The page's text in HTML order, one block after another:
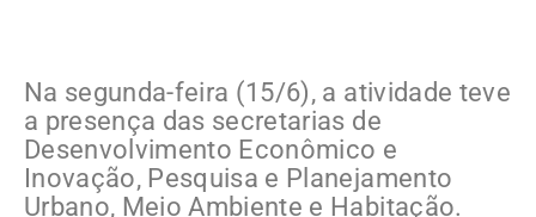
Na segunda-feira (15/6), a atividade teve
a presença das secretarias de
Desenvolvimento Econômico e
Inovação, Pesquisa e Planejamento
Urbano, Meio Ambiente e Habitação.